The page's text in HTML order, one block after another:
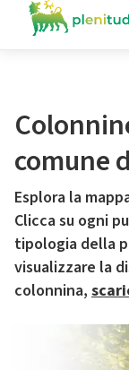
comune
Esplora la
Clicca su ogni
tipologia della
visualizzare la
colonnina,